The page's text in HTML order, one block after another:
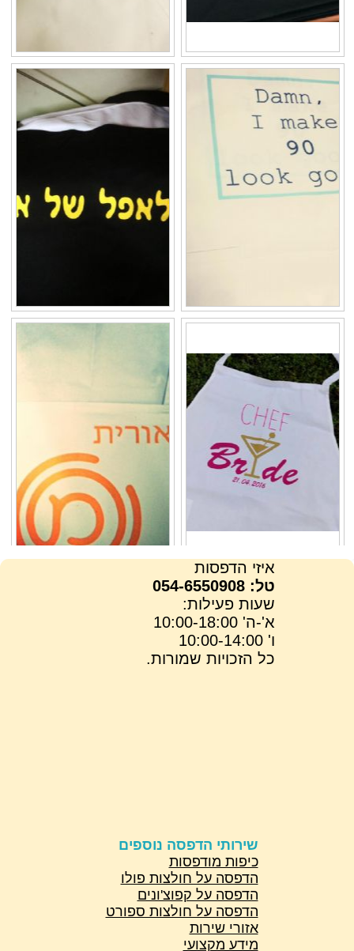
איזי הדפסות
טל: 054-6550908
שעות פעילות:
א'-ה' 10:00-18:00
ו' 10:00-14:00
כל הזכויות שמורות.
שירותי הדפסה נוספים
כיפות מודפסות
הדפסה על חולצות פולו
הדפסה על קפוצ'ונים
הדפסה על חולצות ספורט
אזורי שירות
מידע מקצועי